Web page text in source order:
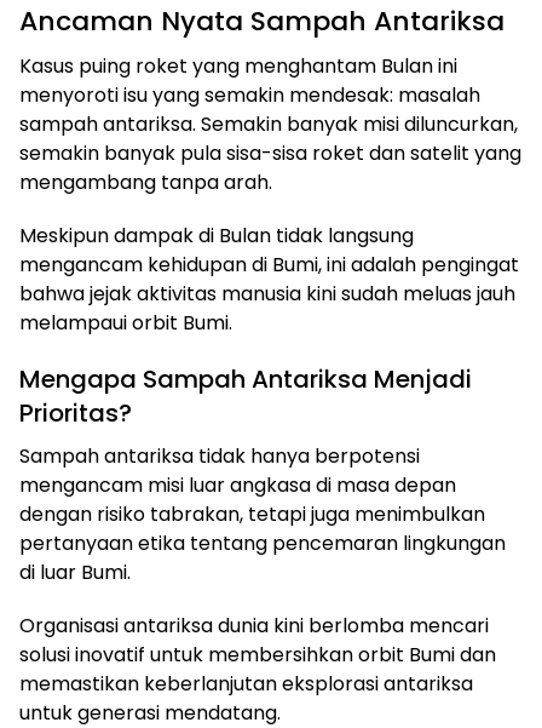
Ancaman Nyata Sampah Antariksa
Kasus puing roket yang menghantam Bulan ini
menyoroti isu yang semakin mendesak: masalah
sampah antariksa. Semakin banyak misi diluncurkan,
semakin banyak pula sisa-sisa roket dan satelit yang
mengambang tanpa arah.
Meskipun dampak di Bulan tidak langsung
mengancam kehidupan di Bumi, ini adalah pengingat
bahwa jejak aktivitas manusia kini sudah meluas jauh
melampaui orbit Bumi.
Mengapa Sampah Antariksa Menjadi
Prioritas?
Sampah antariksa tidak hanya berpotensi
mengancam misi luar angkasa di masa depan
dengan risiko tabrakan, tetapi juga menimbulkan
pertanyaan etika tentang pencemaran lingkungan
di luar Bumi.
Organisasi antariksa dunia kini berlomba mencari
solusi inovatif untuk membersihkan orbit Bumi dan
memastikan keberlanjutan eksplorasi antariksa
untuk generasi mendatang.